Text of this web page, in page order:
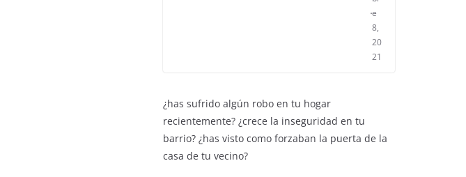
e
8,
20
21
¿has sufrido algún robo en tu hogar
recientemente? ¿crece la inseguridad en tu
barrio? ¿has visto como forzaban la puerta de la
casa de tu vecino?